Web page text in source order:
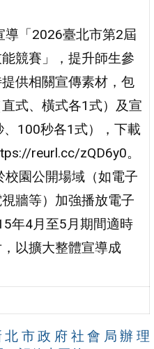
導「2026臺北市第2屆
競賽」，提升師生參
供相關宣傳素材，包
式、橫式各1式）及宣
100秒各1式），下載
reurl.cc/zQD6y0。
校園公開場域（如電子
牆等）加強播放電子
年4月至5月期間適時
以擴大整體宣導成
北市政府社會局辦理